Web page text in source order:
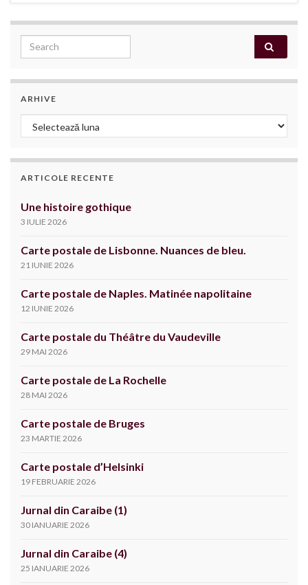
Search for:
ARHIVE
Arhive
ARTICOLE RECENTE
Une histoire gothique
3 IULIE 2026
Carte postale de Lisbonne. Nuances de bleu.
21 IUNIE 2026
Carte postale de Naples. Matinée napolitaine
12 IUNIE 2026
Carte postale du Théâtre du Vaudeville
29 MAI 2026
Carte postale de La Rochelle
28 MAI 2026
Carte postale de Bruges
23 MARTIE 2026
Carte postale d’Helsinki
19 FEBRUARIE 2026
Jurnal din Caraibe (1)
30 IANUARIE 2026
Jurnal din Caraibe (4)
25 IANUARIE 2026